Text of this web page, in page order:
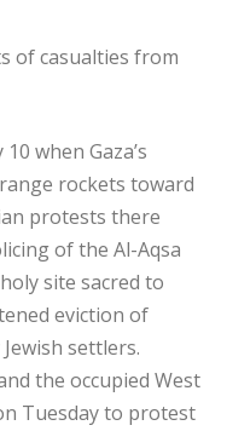
of casualties from
when Gaza’s
rockets toward
protests there
of the Al-Aqsa
site sacred to
eviction of
settlers.
the occupied West
Tuesday to protest